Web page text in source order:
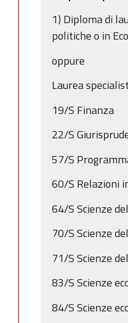
1) Diploma di
politiche o in
oppure
Laurea
19/S Finanza
22/S
57/S
60/S Relazioni
64/S Scienze
70/S Scienze
71/S Scienze
83/S Scienze
84/S Scienze